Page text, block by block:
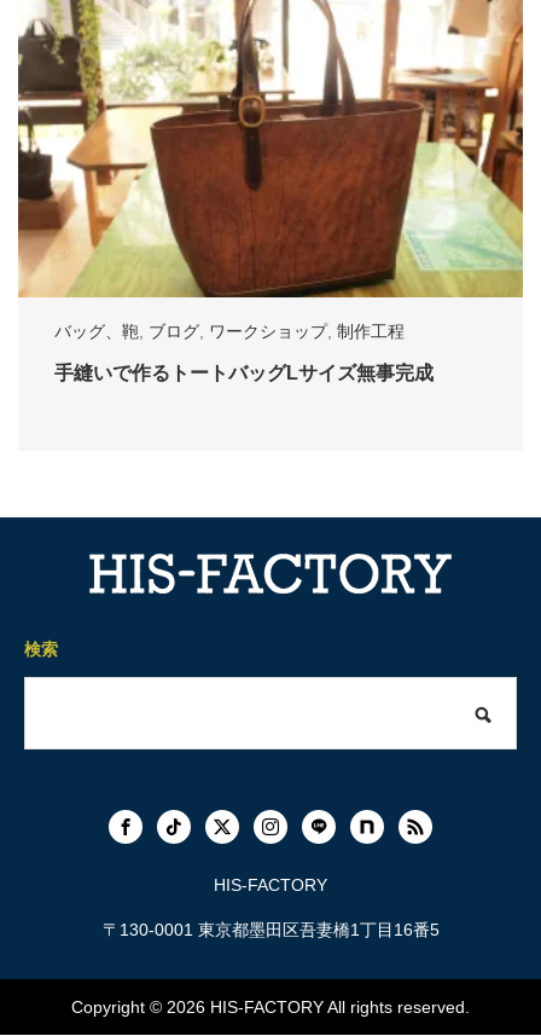
バッグ、鞄 ブログ ワークショップ, 制作工程
手縫いで作るトートバッグLサイズ無事完成
検索
HIS-FACTORY
〒130-0001 東京都墨田区吾妻橋1丁目16番5
Copyright © 2026 HIS-FACTORYAll rights reserved.